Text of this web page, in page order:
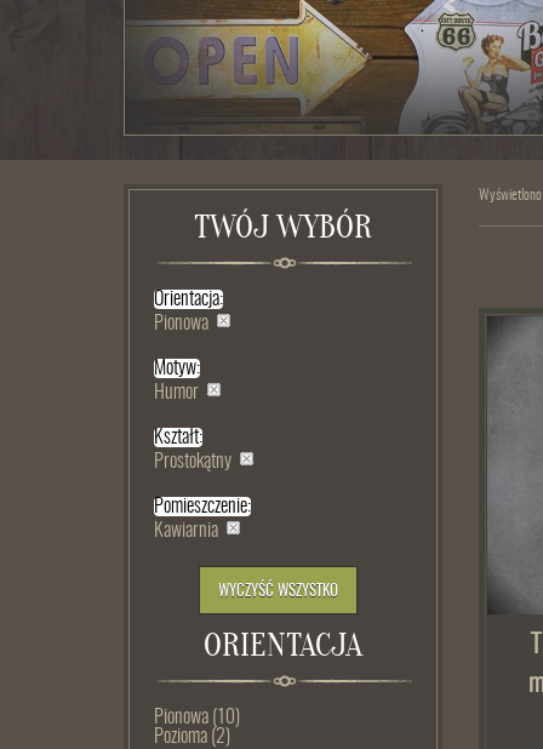
TWÓJ WYBÓR
Orientacja:
Pionowa
Motyw:
Humor
Kształt:
Prostokątny
Pomieszczenie:
Kawiarnia
WYCZYŚĆ WSZYSTKO
ORIENTACJA
Pionowa (10)
Pozioma (2)